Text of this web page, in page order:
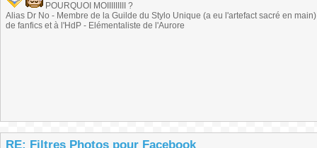
POURQUOI MOIIIIIIIII ?
Alias Dr No - Membre de la Guilde du Stylo Unique (a eu l'artefact sacré en
de fanfics et à l'HdP - Elémentaliste de l'Aurore
RE: Filtres Photos pour Facebook